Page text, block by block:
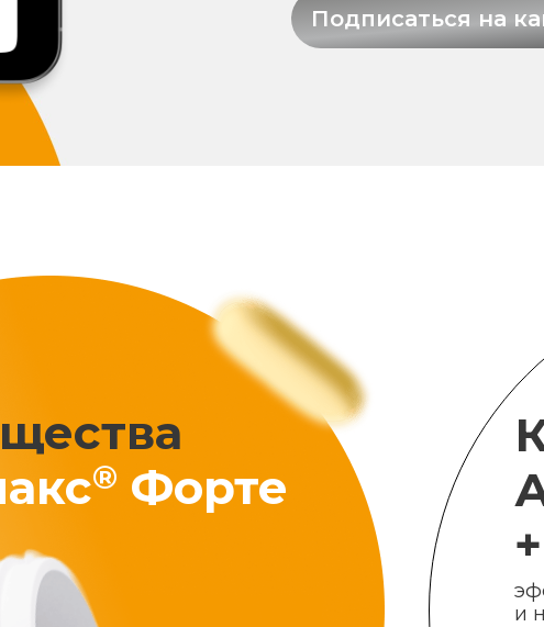
Подписаться на
® Форте
и